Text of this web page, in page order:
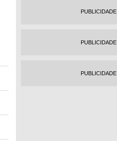
PUBLICIDADE
PUBLICIDADE
PUBLICIDADE